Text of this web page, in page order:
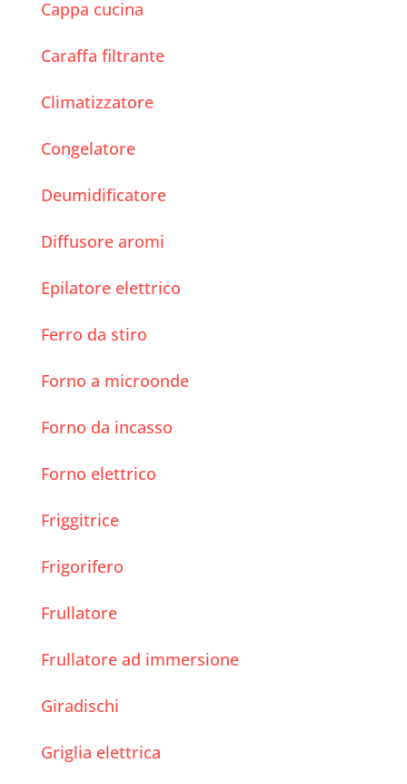
Cappa cucina
Caraffa filtrante
Climatizzatore
Congelatore
Deumidificatore
Diffusore aromi
Epilatore elettrico
Ferro da stiro
Forno a microonde
Forno da incasso
Forno elettrico
Friggitrice
Frigorifero
Frullatore
Frullatore ad immersione
Giradischi
Griglia elettrica